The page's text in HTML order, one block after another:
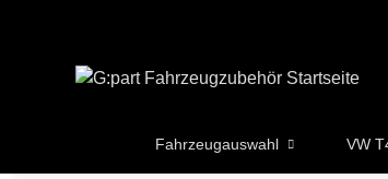
Fahrzeugauswahl VW